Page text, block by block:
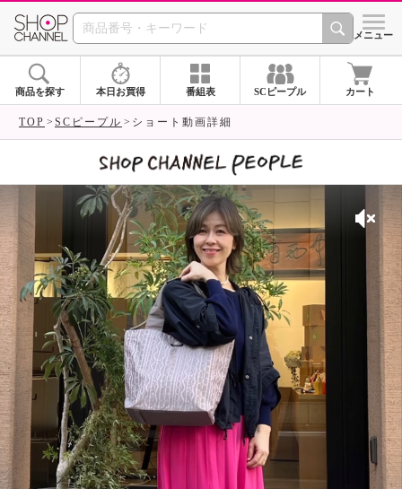
SHOP CHANNEL シメニュー
商品を探す 本日お買得 番組表 SCピープル カート
TOP SCピープル ショート動画詳細